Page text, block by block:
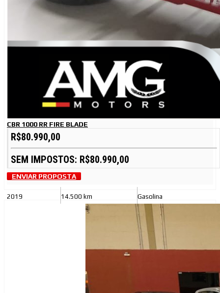
CBR 1000 RR FIRE BLADE
R$80.990,00
SEM IMPOSTOS: R$80.990,00
ENVIAR PROPOSTA
2019 14.500 km Gasolina